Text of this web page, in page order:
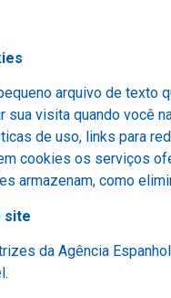
arquivo de texto
sua visita quando você
de uso, links para
cookies os serviços
armazenam, como
site
da Agência